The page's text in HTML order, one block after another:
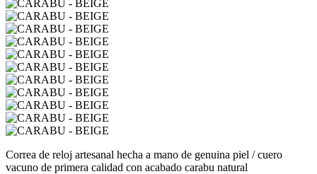
Correa de reloj artesanal hecha a mano de genuina piel / cuero
vacuno de primera calidad con acabado carabu natural